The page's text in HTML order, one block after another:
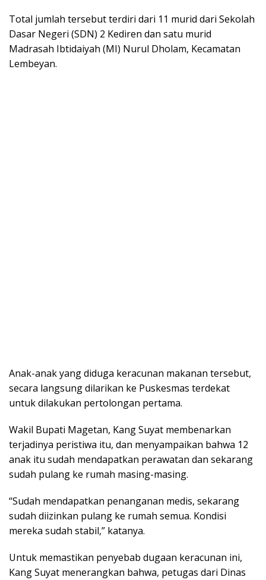
Total jumlah tersebut terdiri dari 11 murid dari Sekolah
Dasar Negeri (SDN) 2 Kediren dan satu murid
Madrasah Ibtidaiyah (MI) Nurul Dholam, Kecamatan
Lembeyan.
Anak-anak yang diduga keracunan makanan tersebut,
secara langsung dilarikan ke Puskesmas terdekat
untuk dilakukan pertolongan pertama.
Wakil Bupati Magetan, Kang Suyat membenarkan
terjadinya peristiwa itu, dan menyampaikan bahwa 12
anak itu sudah mendapatkan perawatan dan sekarang
sudah pulang ke rumah masing-masing.
“Sudah mendapatkan penanganan medis, sekarang
sudah diizinkan pulang ke rumah semua. Kondisi
mereka sudah stabil,” katanya.
Untuk memastikan penyebab dugaan keracunan ini,
Kang Suyat menerangkan bahwa, petugas dari Dinas